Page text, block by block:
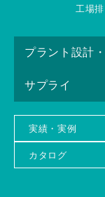
工場
プラント設計
サプライ
実績・実例
カタログ